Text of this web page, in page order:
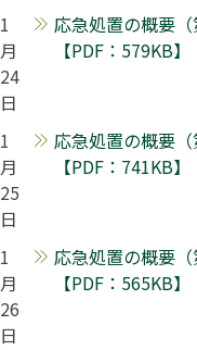
1
月
24
日
応急処置の概要（
【PDF：579KB】
1
月
25
日
応急処置の概要（
【PDF：741KB】
1
月
26
日
応急処置の概要（
【PDF：565KB】